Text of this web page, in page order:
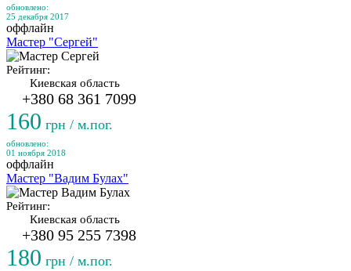
обновлено:
25 декабря 2017
оффлайн
Мастер "Сергей"
Рейтинг:
Киевская область
+380 68 361 7099
160 грн / м.пог.
обновлено:
01 ноября 2018
оффлайн
Мастер "Вадим Булах"
Рейтинг:
Киевская область
+380 95 255 7398
180 грн / м.пог.